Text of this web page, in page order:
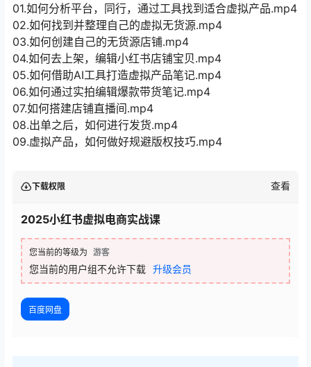
01.如何分析平台，同行，通过工具找到适合虚拟产品.mp4
02.如何找到并整理自己的虚拟无货源.mp4
03.如何创建自己的无货源店铺.mp4
04.如何去上架，编辑小红书店铺宝贝.mp4
05.如何借助AI工具打造虚拟产品笔记.mp4
06.如何通过实拍编辑爆款带货笔记.mp4
07.如何搭建店铺直播间.mp4
08.出单之后，如何进行发货.mp4
09.虚拟产品，如何做好规避版权技巧.mp4
下载权限 查看
2025小红书虚拟电商实战课
您当前的等级为 游客
您当前的用户组不允许下载 升级会员
百度网盘